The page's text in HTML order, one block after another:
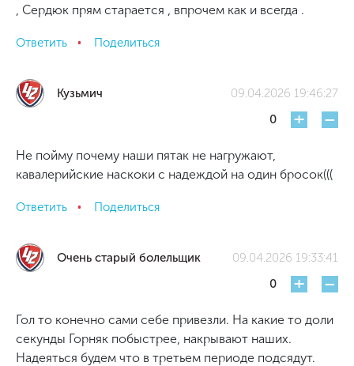
, Сердюк прям старается , впрочем как и всегда .
Ответить Поделиться
Кузьмич
09.04.2026 19:46:27
0
+ -
Не пойму почему наши пятак не нагружают,
кавалерийские наскоки с надеждой на один бросок(((
Ответить Поделиться
Очень старый болельщик
09.04.2026 19:33:41
0
+ -
Гол то конечно сами себе привезли. На какие то доли
секунды Горняк побыстрее, накрывают наших.
Надеяться будем что в третьем периоде подсядут.